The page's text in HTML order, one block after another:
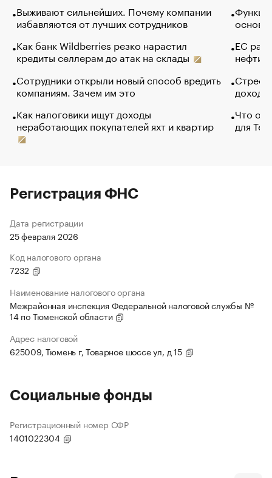
Выживают сильнейших. Почему компании
избавляются от лучших сотрудников
Как банк Wildberries резко нарастил
кредиты селлерам до атак на склады
Сотрудники открыли новый способ вредить
компаниям. Зачем им это
Как налоговики ищут доходы
неработающих покупателей яхт и квартир
основ
ЕС
нефти
Что
для
Регистрация ФНС
Дата регистрации
25 февраля 2026
Код налогового органа
7232
Наименование налогового органа
Межрайонная инспекция Федеральной налоговой службы №
14 по Тюменской области
Адрес налоговой
625009, Тюмень г, Товарное шоссе ул, д 15
Социальные фонды
Регистрационный номер СФР
1401022304